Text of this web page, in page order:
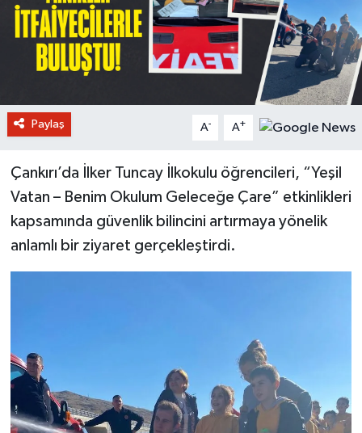
Paylaş A- A+
Çankırı’da İlker Tuncay İlkokulu öğrencileri, “Yeşil
Vatan – Benim Okulum Geleceğe Çare” etkinlikleri
kapsamında güvenlik bilincini artırmaya yönelik
anlamlı bir ziyaret gerçekleştirdi.